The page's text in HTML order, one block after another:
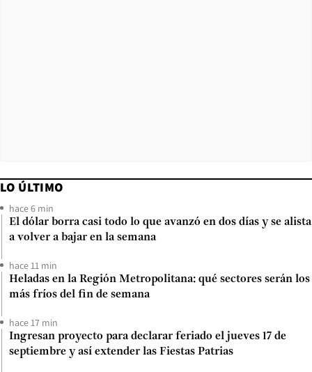
LO ÚLTIMO
hace 6 min
El dólar borra casi todo lo que avanzó en dos días y se alista
a volver a bajar en la semana
hace 11 min
Heladas en la Región Metropolitana: qué sectores serán los
más fríos del fin de semana
hace 17 min
Ingresan proyecto para declarar feriado el jueves 17 de
septiembre y así extender las Fiestas Patrias